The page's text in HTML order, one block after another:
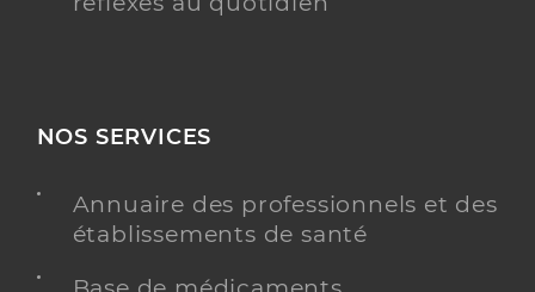
NOS SERVICES
Annuaire des professionnels et des
établissements de santé